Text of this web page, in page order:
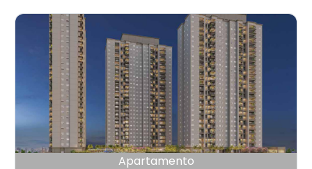
Apartamento